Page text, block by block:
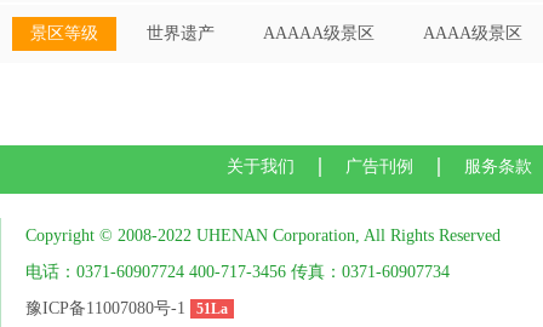
景区等级 世界遗产 AAAAA级景区 AAAA级景区
关于我们 广告刊例 服务条款
Copyright © 2008-2022 UHENAN Corporation, All Rights Reserved
电话：0371-60907724 400-717-3456 传真：0371-60907734
豫ICP备11007080号-1
51La